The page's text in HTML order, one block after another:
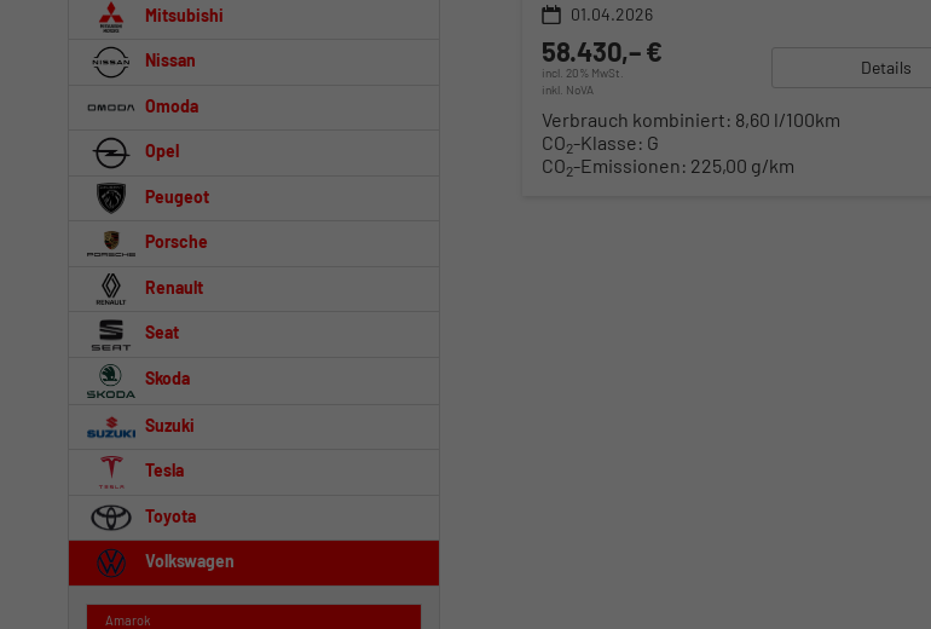
01.04.2026
58.430,– €
incl. 20% MwSt.
inkl. NoVA
Details
Verbrauch kombiniert: 8,60 l/100km
CO2-Klasse: G
CO2-Emissionen: 225,00 g/km
Mitsubishi
Nissan
Omoda
Opel
Peugeot
Porsche
Renault
Seat
Skoda
Suzuki
Tesla
Toyota
Volkswagen
Amarok